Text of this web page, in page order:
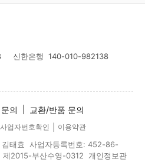
신한은행 140-010-982138
의 교환/반품 문의
사업자번호확인 이용약관
김태효 사업자등록번호: 452-86-
2015-부산수영-0312 개인정보관